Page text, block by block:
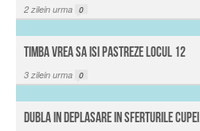
2 zilein urma 0
Timba vrea sa isi pastreze locul 12
3 zilein urma 0
Dubla in deplasare in sferturile Cupei